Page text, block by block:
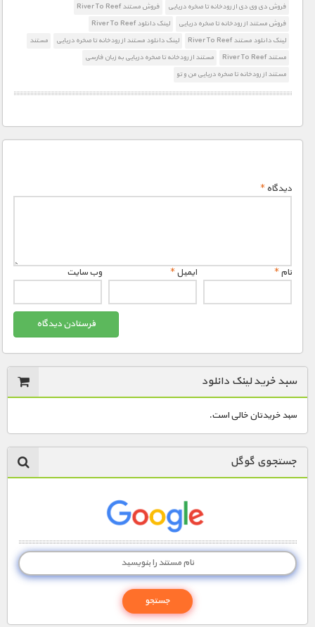
1900 تومان – خريد لينک دانلود (افزودن به سبد خريد)
1900 تومان – خريد لينک دانلود (افزودن به سبد خريد)
فروش دی وی دی از رودخانه تا صخره دریایی
فروش مستند River To Reef
فروش مستند از رودخانه تا صخره دریایی
لینک دانلود River To Reef
لینک دانلود مستند River To Reef
لینک دانلود مستند از رودخانه تا صخره دریایی
مستند
مستند River To Reef
مستند از رودخانه تا صخره دریایی به زبان فارسی
مستند از رودخانه تا صخره دریایی من و تو
دیدگاه*
نام* ایمیل* وب‌ سایت
سبد خرید لینک دانلود
سبد خریدتان خالی است.
جستجوی گوگل